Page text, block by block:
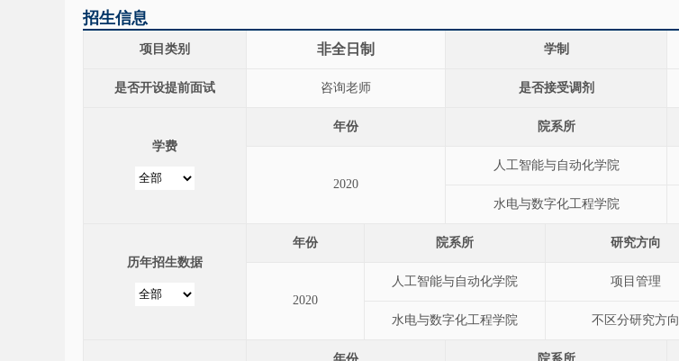
招生信息
项目类别 非全日制 学制
是否开设提前面试 咨询老师 是否接受调剂
学费
年份 院系所
2020
人工智能与自动化学院
水电与数字化工程学院
历年招生数据
年份 院系所 研究方向
2020
人工智能与自动化学院 项目管理
水电与数字化工程学院 不区分研究方向